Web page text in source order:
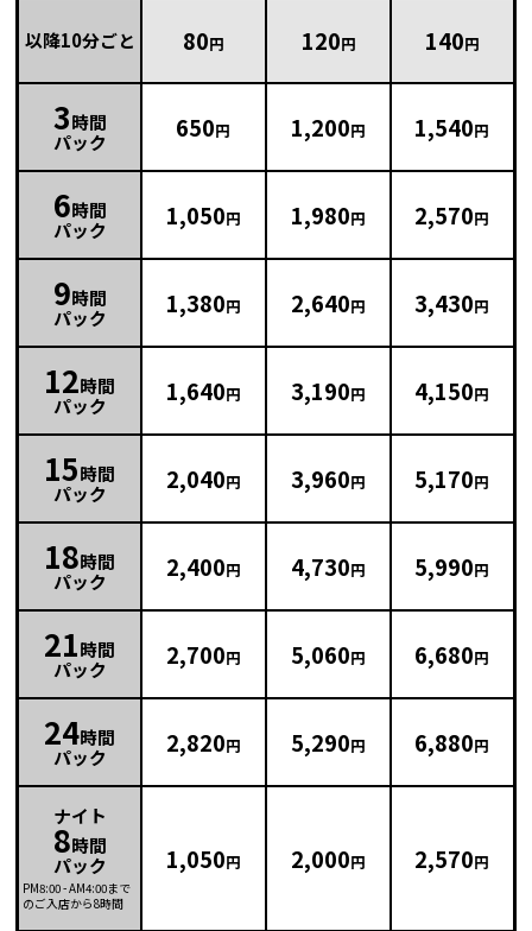
以降10分ごと 80円 120円 140円
3時間
パック
650円 1,200円 1,540円
6時間
パック
1,050円 1,980円 2,570円
9時間
パック
1,380円 2,640円 3,430円
12時間
パック
1,640円 3,190円 4,150円
15時間
パック
2,040円 3,960円 5,170円
18時間
パック
2,400円 4,730円 5,990円
21時間
パック
2,700円 5,060円 6,680円
24時間
パック
2,820円 5,290円 6,880円
ナイト
8時間
パック
PM8:00-AM4:00まで
のご入店から8時間
1,050円 2,000円 2,570円